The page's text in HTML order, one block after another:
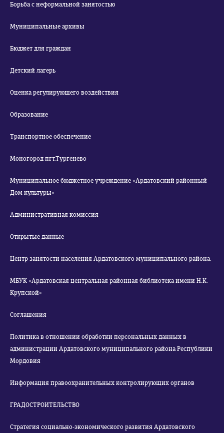
Борьба с неформальной занятостью
Муниципальные архивы
Бюджет для граждан
Детский лагерь
Оценка регулирующего воздействия
Образование
Транспортное обеспечение
Моногород пгт.Тургенево
Муниципальное бюджетное учреждение «Ардатовский районный
Дом культуры»
Административная комиссия
Открытые данные
Центр занятости населения Ардатовского муниципального района.
МБУК «Ардатовская центральная районная библиотека имени Н.К.
Крупской»
Соглашения
Политика в отношении обработки персональных данных в
администрации Ардатовского муниципального района Республики
Мордовия
Информация правоохранительных контролирующих органов
ГРАДОСТРОИТЕЛЬСТВО
Стратегия социально-экономического развития Ардатовского